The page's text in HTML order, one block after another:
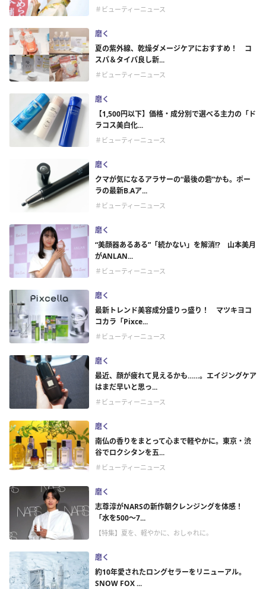
＃ビューティーニュース
磨く
夏の紫外線、乾燥ダメージケアにおすすめ！ コ
スパ＆タイパ良し新...
＃ビューティーニュース
磨く
【1,500円以下】価格・成分別で選べる主力の「ド
ラコス美白化...
＃ビューティーニュース
磨く
クマが気になるアラサーの“最後の砦”かも。ポー
ラの最新B.Aア...
＃ビューティーニュース
磨く
“美顔器あるある”「続かない」を解消!? 山本美月
がANLAN...
＃ビューティーニュース
磨く
最新トレンド美容成分盛りっ盛り！ マツキヨコ
コカラ「Pixce...
＃ビューティーニュース
磨く
最近、顔が疲れて見えるかも……。エイジングケア
はまだ早いと思っ...
＃ビューティーニュース
磨く
南仏の香りをまとって心まで軽やかに。東京・渋
谷でロクシタンを五...
＃ビューティーニュース
磨く
志尊淳がNARSの新作朝クレンジングを体感！
「水を500～7...
【特集】夏を、軽やかに、おしゃれに。
磨く
約10年愛されたロングセラーをリニューアル。
SNOW FOX ...